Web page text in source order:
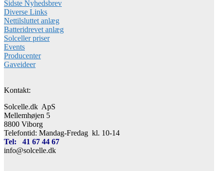
Sidste Nyhedsbrev
Diverse Links
Nettilsluttet anlæg
Batteridrevet anlæg
Solceller priser
Events
Producenter
Gaveideer
Kontakt:
Solcelle.dk ApS
Mellemhøjen 5
8800 Viborg
Telefontid: Mandag-Fredag kl. 10-14
Tel: 41 67 44 67
info@solcelle.dk